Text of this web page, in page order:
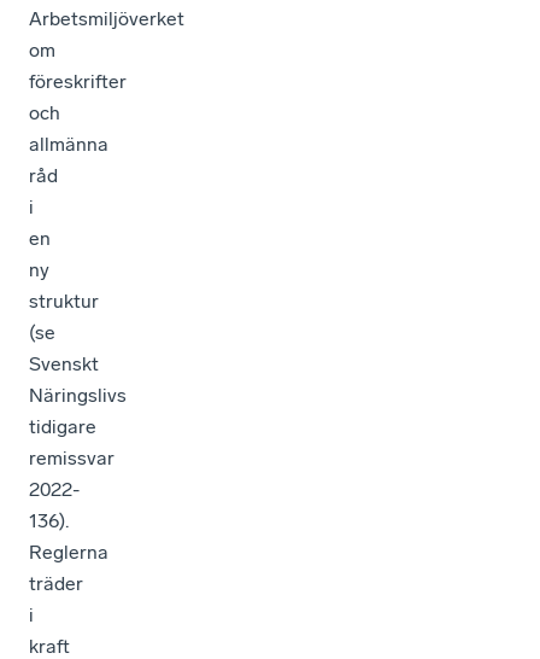
Arbetsmiljöverket
om
föreskrifter
och
allmänna
råd
i
en
ny
struktur
(se
Svenskt
Näringslivs
tidigare
remissvar
2022-
136).
Reglerna
träder
i
kraft